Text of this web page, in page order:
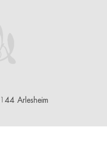
Arlesheim